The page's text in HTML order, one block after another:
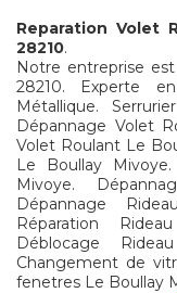
Reparation Volet
28210.
Notre entreprise
28210. Experte
Métallique.
Dépannage Volet
Volet Roulant Le
Le Boullay
Mivoye.
Dépannage
Réparation
Déblocage
Changement de
fenetres Le Boullay